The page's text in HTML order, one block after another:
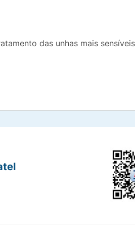
das unhas mais